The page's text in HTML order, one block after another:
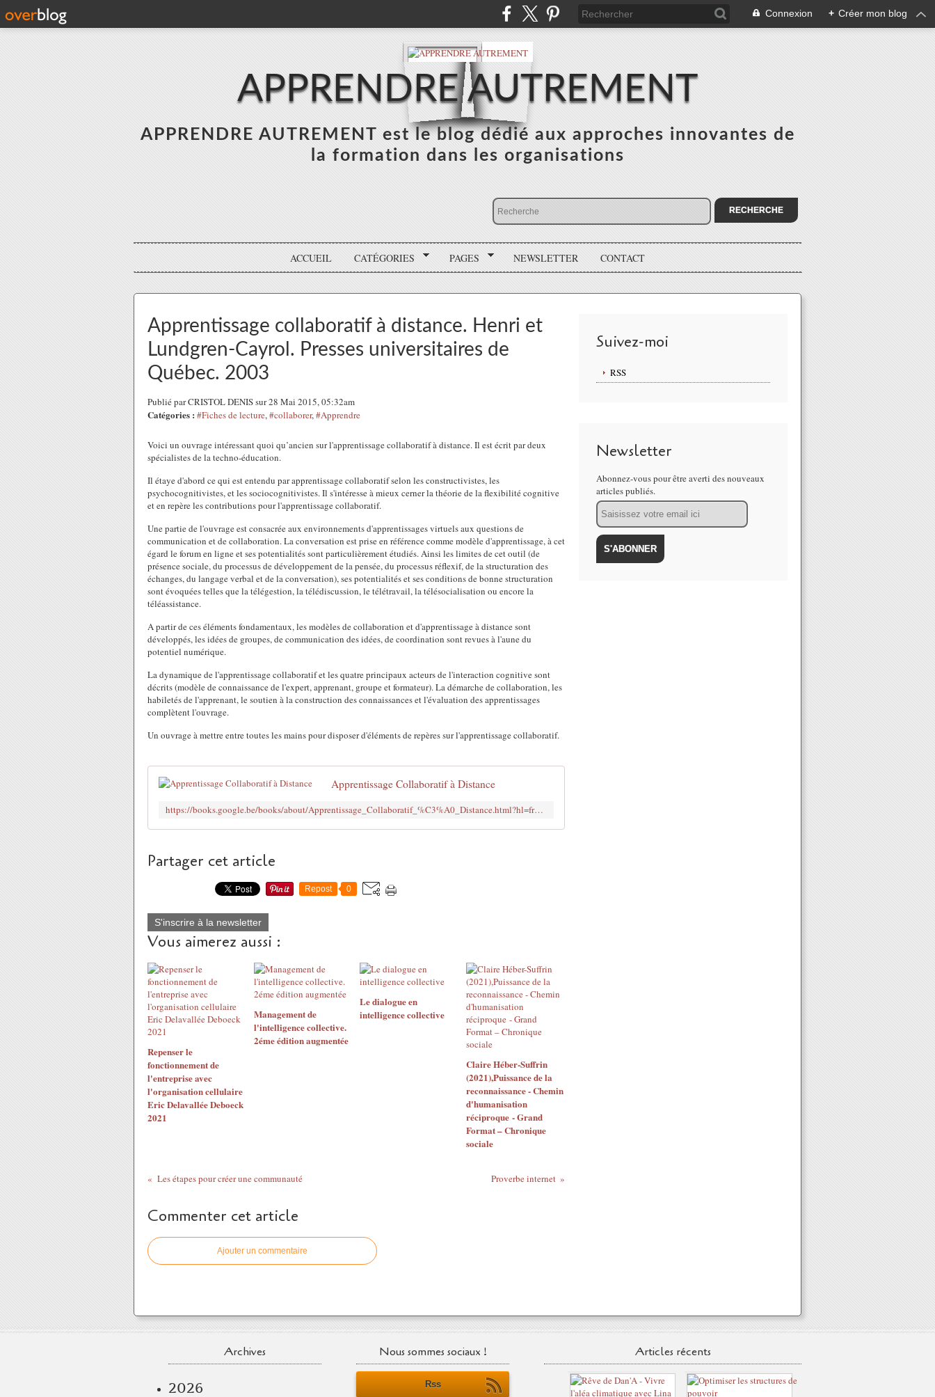
Connexion + Créer mon blog
APPRENDRE AUTREMENT
APPRENDRE AUTREMENT est le blog dédié aux approches innovantes de
la formation dans les organisations
ACCUEIL CATÉGORIES PAGES NEWSLETTER CONTACT
Apprentissage collaboratif à distance. Henri et
Lundgren-Cayrol. Presses universitaires de
Québec. 2003
Publié par CRISTOL DENIS sur 28 Mai 2015, 05:32am
Catégories : #Fiches de lecture,#collaborer,#Apprendre
Voici un ouvrage intéressant quoi qu’ancien sur l'apprentissage collaboratif à distance. Il est écrit par deux
spécialistes de la techno-éducation.
Il étaye d'abord ce qui est entendu par apprentissage collaboratif selon les constructivistes, les
psychocognitivistes, et les sociocognitivistes. Il s'intéresse à mieux cerner la théorie de la flexibilité cognitive
et en repère les contributions pour l'apprentissage collaboratif.
Une partie de l'ouvrage est consacrée aux environnements d'apprentissages virtuels aux questions de
communication et de collaboration. La conversation est prise en référence comme modèle d'apprentissage, à cet
égard le forum en ligne et ses potentialités sont particulièrement étudiés. Ainsi les limites de cet outil (de
présence sociale, du processus de développement de la pensée, du processus réflexif, de la structuration des
échanges, du langage verbal et de la conversation), ses potentialités et ses conditions de bonne structuration
sont évoquées telles que la télégestion, la télédiscussion, le télétravail, la télésocialisation ou encore la
téléassistance.
A partir de ces éléments fondamentaux, les modèles de collaboration et d'apprentissage à distance sont
développés, les idées de groupes, de communication des idées, de coordination sont revues à l'aune du
potentiel numérique.
La dynamique de l'apprentissage collaboratif et les quatre principaux acteurs de l'interaction cognitive sont
décrits (modèle de connaissance de l'expert, apprenant, groupe et formateur). La démarche de collaboration, les
habiletés de l'apprenant, le soutien à la construction des connaissances et l'évaluation des apprentissages
complètent l'ouvrage.
Un ouvrage à mettre entre toutes les mains pour disposer d'éléments de repères sur l'apprentissage collaboratif.
Apprentissage Collaboratif à Distance
https://books.google.be/books/about/Apprentissage_Collaboratif_%C3%A0_Distance.html?hl=fr&id=Ta15k76ItwIC
Partager cet article
Repost 0
S'inscrire à la newsletter
Vous aimerez aussi :
Repenser le
fonctionnement de
l'entreprise avec
l'organisation cellulaire
Eric Delavallée Deboeck
2021
Management de
l'intelligence collective.
2éme édition augmentée
Le dialogue en
intelligence collective
Claire Héber-Suffrin
(2021),Puissance de la
reconnaissance - Chemin
d'humanisation
réciproque - Grand
Format – Chronique
sociale
Les étapes pour créer une communauté Proverbe internet
Commenter cet article
Ajouter un commentaire
Suivez-moi
RSS
Newsletter
Abonnez-vous pour être averti des nouveaux
articles publiés.
Email
Archives
2026
Nous sommes sociaux !
Rss
Articles récents